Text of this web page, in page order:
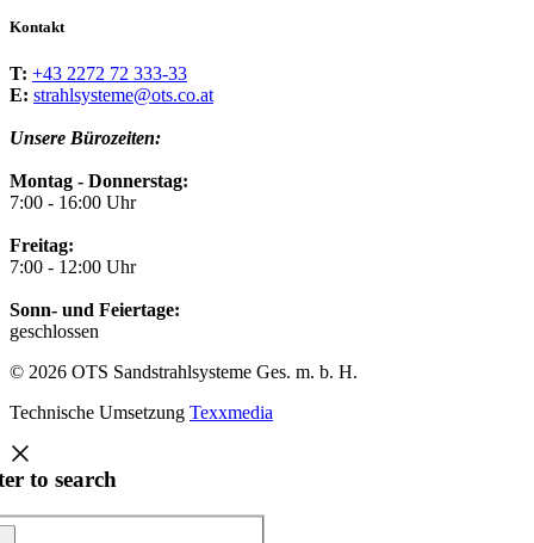
Kontakt
T: +43 2272 72 333-33
E: strahlsysteme@ots.co.at
Unsere Bürozeiten:
Montag - Donnerstag:
7:00 - 16:00 Uhr
Freitag:
7:00 - 12:00 Uhr
Sonn- und Feiertage:
geschlossen
© 2026 OTS Sandstrahlsysteme Ges. m. b. H.
Technische Umsetzung Texxmedia
to search